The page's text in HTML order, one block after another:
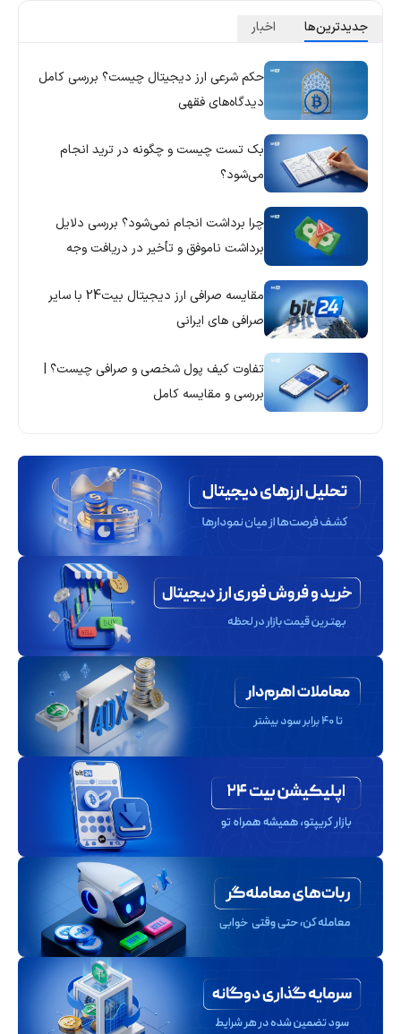
جدید‌ترین‌ها اخبار
حکم شرعی ارز دیجیتال چیست؟ بررسی کامل
دیدگاه‌های فقهی
بک تست چیست و چگونه در ترید انجام
می‌شود؟
چرا برداشت انجام نمی‌شود؟ بررسی دلایل
برداشت ناموفق و تأخیر در دریافت وجه
مقایسه صرافی ارز دیجیتال بیت24 با سایر
صرافی های ایرانی
تفاوت کیف پول شخصی و صرافی چیست؟ |
بررسی و مقایسه کامل